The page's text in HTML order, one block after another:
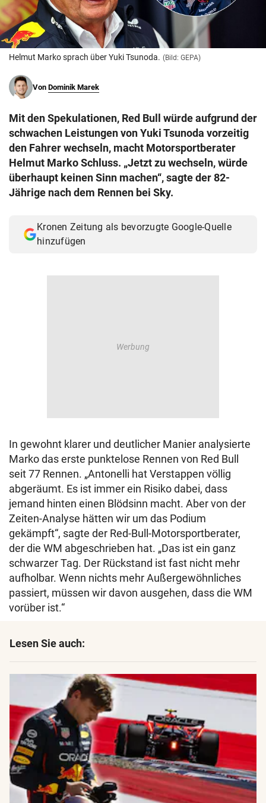
© Krone Multimedia GmbH & Co KG 2026
Muthgasse 2, 1190 Wien
Helmut Marko sprach über Yuki Tsunoda. (Bild: GEPA)
Von Dominik Marek
Mit den Spekulationen, Red Bull würde aufgrund der
schwachen Leistungen von Yuki Tsunoda vorzeitig
den Fahrer wechseln, macht Motorsportberater
Helmut Marko Schluss. „Jetzt zu wechseln, würde
überhaupt keinen Sinn machen“, sagte der 82-
Jährige nach dem Rennen bei Sky.
Kronen Zeitung als bevorzugte Google-Quelle
hinzufügen
In gewohnt klarer und deutlicher Manier analysierte
Marko das erste punktelose Rennen von Red Bull
seit 77 Rennen. „Antonelli hat Verstappen völlig
abgeräumt. Es ist immer ein Risiko dabei, dass
jemand hinten einen Blödsinn macht. Aber von der
Zeiten-Analyse hätten wir um das Podium
gekämpft“, sagte der Red-Bull-Motorsportberater,
der die WM abgeschrieben hat. „Das ist ein ganz
schwarzer Tag. Der Rückstand ist fast nicht mehr
aufholbar. Wenn nichts mehr Außergewöhnliches
passiert, müssen wir davon ausgehen, dass die WM
vorüber ist.“
Lesen Sie auch: